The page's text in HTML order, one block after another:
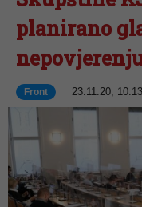
planirano
Front 23.11.20,